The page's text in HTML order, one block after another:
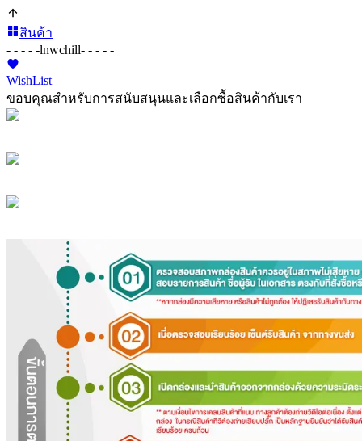
สินค้า
- - - - -lnwchill- - - - -
WishList
ขอบคุณสำหรับการสนับสนุนและเลือกซื้อสินค้ากับเรา